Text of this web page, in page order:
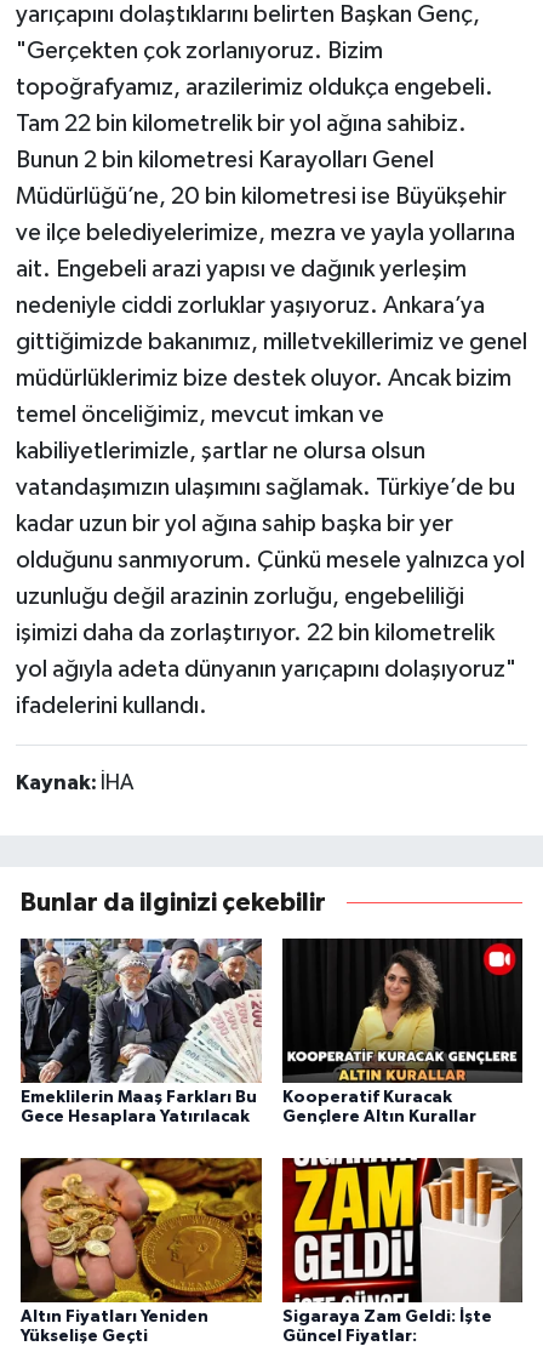
yarıçapını dolaştıklarını belirten Başkan Genç,
"Gerçekten çok zorlanıyoruz. Bizim
topoğrafyamız, arazilerimiz oldukça engebeli.
Tam 22 bin kilometrelik bir yol ağına sahibiz.
Bunun 2 bin kilometresi Karayolları Genel
Müdürlüğü’ne, 20 bin kilometresi ise Büyükşehir
ve ilçe belediyelerimize, mezra ve yayla yollarına
ait. Engebeli arazi yapısı ve dağınık yerleşim
nedeniyle ciddi zorluklar yaşıyoruz. Ankara’ya
gittiğimizde bakanımız, milletvekillerimiz ve genel
müdürlüklerimiz bize destek oluyor. Ancak bizim
temel önceliğimiz, mevcut imkan ve
kabiliyetlerimizle, şartlar ne olursa olsun
vatandaşımızın ulaşımını sağlamak. Türkiye’de bu
kadar uzun bir yol ağına sahip başka bir yer
olduğunu sanmıyorum. Çünkü mesele yalnızca yol
uzunluğu değil arazinin zorluğu, engebeliliği
işimizi daha da zorlaştırıyor. 22 bin kilometrelik
yol ağıyla adeta dünyanın yarıçapını dolaşıyoruz"
ifadelerini kullandı.
Kaynak: İHA
Bunlar da ilginizi çekebilir
Emeklilerin Maaş Farkları Bu
Gece Hesaplara Yatırılacak
Kooperatif Kuracak
Gençlere Altın Kurallar
Altın Fiyatları Yeniden
Yükselişe Geçti
Sigaraya Zam Geldi: İşte
Güncel Fiyatlar: